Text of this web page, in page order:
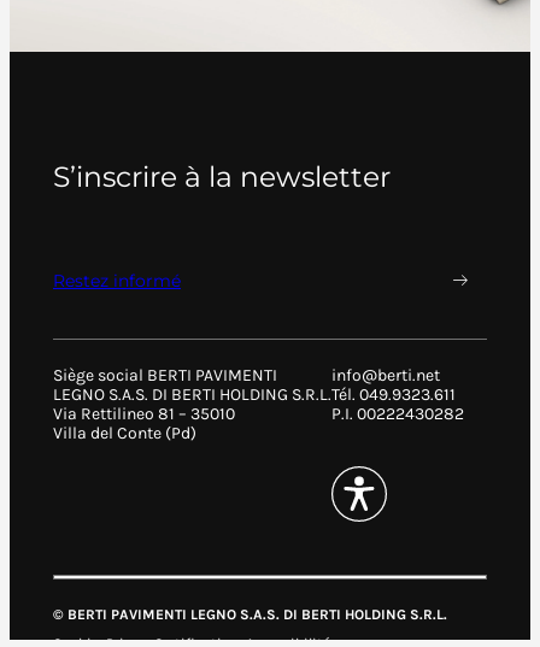
S’inscrire à la newsletter
Restez informé
Siège social BERTI PAVIMENTI
LEGNO S.A.S. DI BERTI HOLDING S.R.L.
Via Rettilineo 81 – 35010
Villa del Conte (Pd)
info@berti.net
Tél. 049.9323.611
P.I. 00222430282
© BERTI PAVIMENTI LEGNO S.A.S. DI BERTI HOLDING S.R.L.
CookiesPrivacyCertificationsAccessibilité